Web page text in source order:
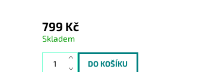
799 Kč
Skladem